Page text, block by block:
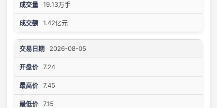
19.13万手
1.42亿元
2026-08-05
7.24
7.45
7.15